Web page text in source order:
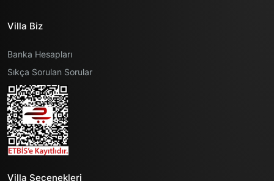
Villa Biz
Banka Hesapları
Sıkça Sorulan Sorular
Villa Seçenekleri